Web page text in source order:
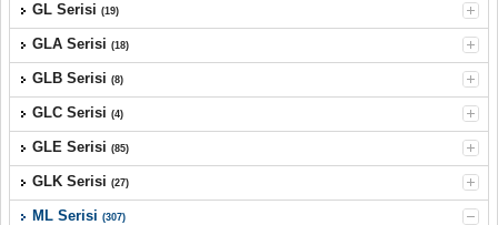
GL Serisi (19)
GLA Serisi (18)
GLB Serisi (8)
GLC Serisi (4)
GLE Serisi (85)
GLK Serisi (27)
ML Serisi (307)